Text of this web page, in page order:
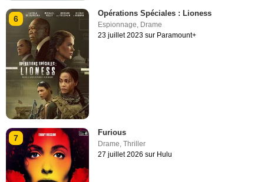
6
Opérations Spéciales : Lioness
Espionnage, Drame
23 juillet 2023 sur Paramount+
7
Furious
Drame,Thriller
27 juillet 2026 sur Hulu